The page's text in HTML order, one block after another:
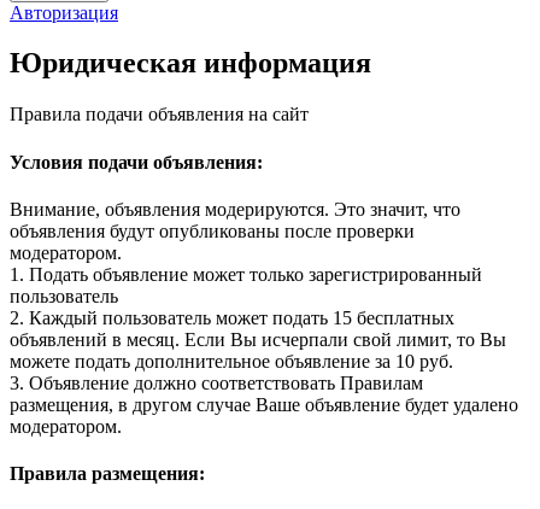
Авторизация
Юридическая информация
Правила подачи объявления на сайт
Условия подачи объявления:
Внимание, объявления модерируются. Это значит, что
объявления будут опубликованы после проверки
модератором.
1. Подать объявление может только зарегистрированный
пользователь
2. Каждый пользователь может подать 15 бесплатных
объявлений в месяц. Если Вы исчерпали свой лимит, то Вы
можете подать дополнительное объявление за 10 руб.
3. Объявление должно соответствовать Правилам
размещения, в другом случае Ваше объявление будет удалено
модератором.
Правила размещения: